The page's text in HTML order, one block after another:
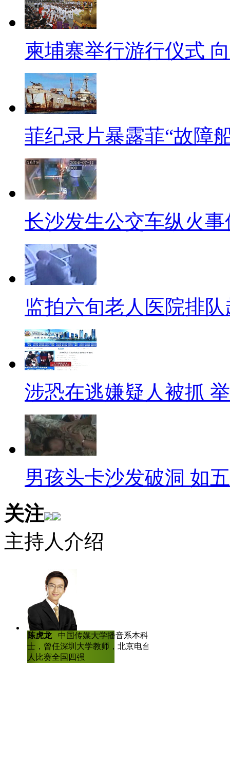
间机构调查显示，北京上班族
其中74%的人上下班单程时间
和38%｡ 看到这，不少和呱呱
时而已，那些单程就要两个半
是折翼的天使吗？自己选择的
【男子为甩女友毁容】
有些人，当时许下的海誓山
宗和女友同居一个多月觉得没
宗便对自己右脸猛挥三拳，他
你看！随后他又报假警说自己
前科，女友肯定会离开。目前
机智来点32个赞，这样的男人
法一起玩耍了。
【五星酒店吃霸王餐】
再给槽友们说个高智商的，
点了自助餐，还消费了啤酒、
4家企业法人代表，这几年资
充饭钱。”而工作人员称，该女
别家五星酒店这样干。要呱呱
竟然能让这名女子吃19次吃霸
道这家酒店叫什么赶紧告诉我！
【越努力越胖】
最近，国外科学家得到一个
胖。原因是他们常缩短午餐时
减少心理负担，吃下的零食数
赞成，你们看看呱呱的身材就
带来这么精彩的节目，我建议
好啊？
【口播】好了，以上就是今
彩新闻请点击《中国新闻网》再
柬埔寨举行游行仪式
菲纪录片暴露菲“故障
长沙发生公交车纵火
监拍六旬老人医院排
涉恐在逃嫌疑人被抓
男孩头卡沙发破洞 如
关注
主持人介绍
陈虎龙
中国传媒大学播音系本科、硕
士，曾任深圳大学教师，北京电台主持
人比赛全国四强